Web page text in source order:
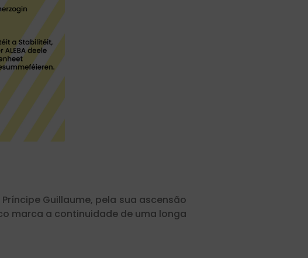
Guillaume, pela sua ascensão
marca a continuidade de uma longa